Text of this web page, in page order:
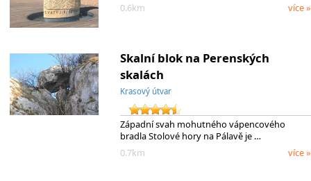
0.6km
více »
Skalní blok na Perenských
skalách
Krasový útvar
Západní svah mohutného vápencového
bradla Stolové hory na Pálavě je …
0.7km
více »